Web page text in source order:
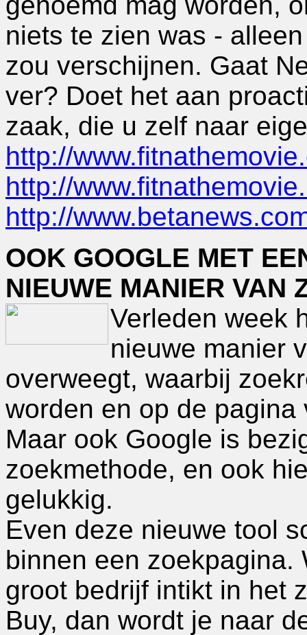
niets te zien was -
zou verschijnen. Gaat
ver? Doet het aan
zaak, die u zelf naar
http://
http://
http://
OOK GOOGLE MET
NIEUWE MANIER VAN
Verleden week
nieuwe manier
overweegt, waarbij
worden en op de
Maar ook Google is
zoekmethode, en ook
gelukkig.
Even deze nieuwe tool
binnen een zoekpagina.
groot bedrijf intikt in het
Buy, dan wordt je naar